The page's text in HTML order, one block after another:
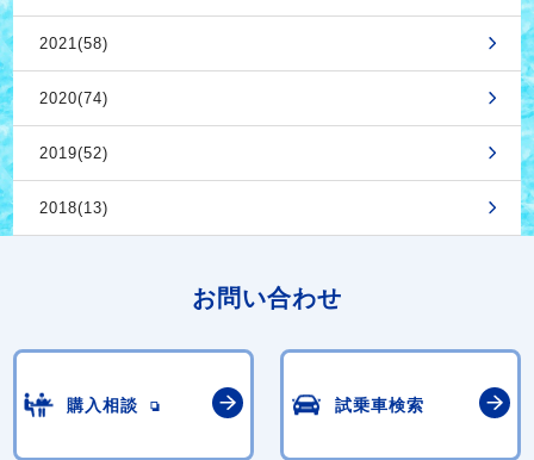
2021(58)
2020(74)
2019(52)
2018(13)
お問い合わせ
購入相談 試乗車検索